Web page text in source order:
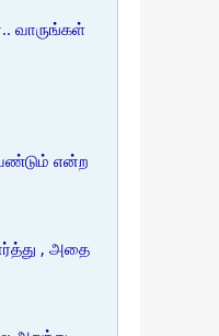
வாருங்கள்
என்ற
, அதை